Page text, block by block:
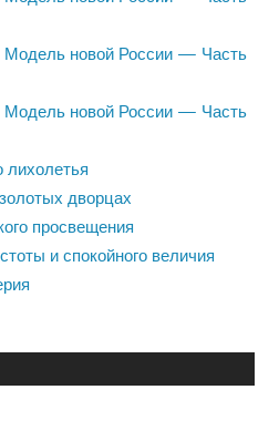
новой России — Часть
новой России — Часть
лихолетья
дворцах
просвещения
и спокойного величия